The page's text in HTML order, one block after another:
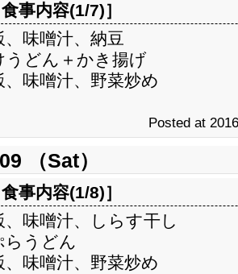
食事内容(1/7)］
味噌汁、納豆
うどん＋かき揚げ
、味噌汁、野菜炒め
Posted at
（Sat）
食事内容(1/8)］
、味噌汁、しらす干し
らうどん
、味噌汁、野菜炒め